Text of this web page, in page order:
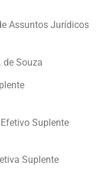
Assuntos Jurídicos
de Souza
Suplente
Suplente